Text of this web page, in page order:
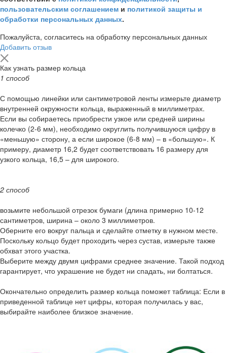
пользовательским соглашением и политикой защиты и
обработки персональных данных.
Пожалуйста, согласитесь на обработку персональных данных
Добавить отзыв
Как узнать размер кольца
1 способ
С помощью линейки или сантиметровой ленты измерьте диаметр
внутренней окружности кольца, выраженный в миллиметрах.
Если вы собираетесь приобрести узкое или средней ширины
колечко (2-6 мм), необходимо округлить получившуюся цифру в
«меньшую» сторону, а если широкое (6-8 мм) – в «большую». К
примеру, диаметр 16,2 будет соответствовать 16 размеру для
узкого кольца, 16,5 – для широкого.
2 способ
возьмите небольшой отрезок бумаги (длина примерно 10-12
сантиметров, ширина – около 3 миллиметров.
Оберните его вокруг пальца и сделайте отметку в нужном месте.
Поскольку кольцо будет проходить через сустав, измерьте также
обхват этого участка.
Выберите между двумя цифрами среднее значение. Такой подход
гарантирует, что украшение не будет ни спадать, ни болтаться.
Окончательно определить размер кольца поможет таблица: Если в
приведенной таблице нет цифры, которая получилась у вас,
выбирайте наиболее близкое значение.